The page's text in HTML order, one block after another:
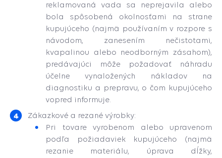
reklamovaná vada sa neprejavila alebo
bola spôsobená okolnosťami na strane
kupujúceho (najmä používaním v rozpore s
návodom, zanesením nečistotami,
kvapalinou alebo neodborným zásahom),
predávajúci môže požadovať náhradu
účelne vynaložených nákladov na
diagnostiku a prepravu, o čom kupujúceho
vopred informuje.
Zákazkové a rezané výrobky:
Pri tovare vyrobenom alebo upravenom
podľa požiadaviek kupujúceho (najmä
rezanie materiálu, úprava dĺžky,